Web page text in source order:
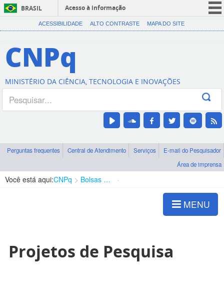
BRASIL
Acesso à informação
CORONAVÍRUS (COVID-19)
Canais
ACESSIBILIDADE ALTO CONTRASTE MAPA DO SITE
CNPq
MINISTÉRIO DA CIÊNCIA, TECNOLOGIA E INOVAÇÕES
Perguntas frequentes Central de Atendimento Serviços
E-mail do Pesquisador
Área de imprensa
Você está aqui:CNPq Bolsas e Auxílios Vigentes
MENU
Projetos de Pesquisa